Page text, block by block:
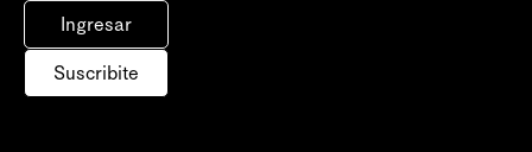
Ingresar
Suscribite